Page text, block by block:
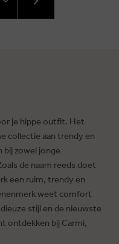
VOLGENDE
je hippe outfit. Het
collectie aan trendy en
bij zowel jonge
de naam reeds doet
een ruim, trendy en
weet comfort
stijl en de nieuwste
ontdekken bij Carmi,